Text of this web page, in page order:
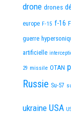
drone drones
europe F-15 f-16
guerre
artificielle
29 missile OTAN
Russie Su-57
ukraine USA